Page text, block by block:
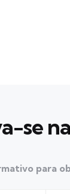
se
para